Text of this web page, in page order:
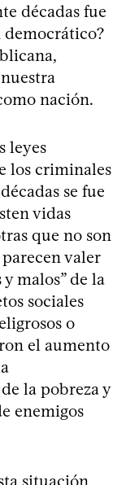
décadas fue
nación.
leyes
los criminales
se fue
vidas
que no son
valer
y malos” de la
sociales
o
el aumento
la pobreza y
enemigos
situación